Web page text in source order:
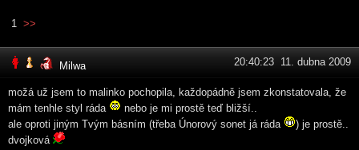
1 >>
Milwa 20:40:23 11. dubna 2009
možá už jsem to malinko pochopila, každopádně jsem zkonstatovala, že
mám tenhle styl ráda
nebo je mi prostě teď bližší..
ale oproti jiným Tvým básním (třeba Únorový sonet já ráda
) je prostě..
dvojková